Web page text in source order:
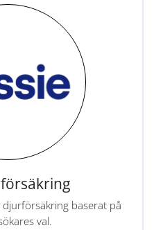
baserat på
val.